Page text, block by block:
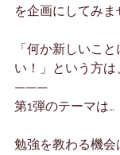
を企画にしてみま
「何か新しいこ
い！」という方
———
第1弾のテーマは…
勉強を教わる機